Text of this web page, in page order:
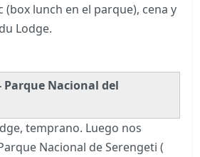
(box lunch en el parque), cena y
Lodge.
Parque Nacional del
temprano. Luego nos
Nacional de Serengeti (